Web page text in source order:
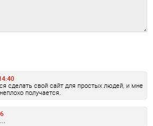
сделать свой сайт для простых людей, и мне
получается.